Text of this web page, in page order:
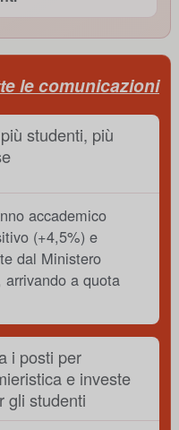
le comunicazioni
studenti, più
accademico
(+4,5%) e
dal Ministero
a quota
i posti per
e investe
gli studenti